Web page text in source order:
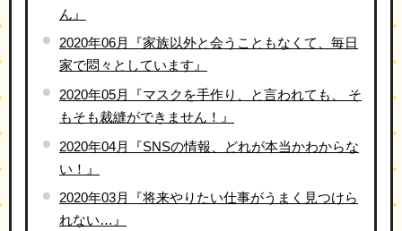
ん』
2020年06月『家族以外と会うこともなくて、毎日
家で悶々としています』
2020年05月『マスクを手作り、と言われても、 そ
もそも裁縫ができません！』
2020年04月『SNSの情報、どれが本当かわからな
い！』
2020年03月『将来やりたい仕事がうまく見つけら
れない…』